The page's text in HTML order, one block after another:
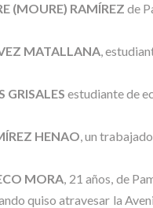
(MOURE) RAMÍREZ de
MATALLANA,
GRISALES estudiante de
HENAO, un
MORA, 21 años, de
quiso atravesar la